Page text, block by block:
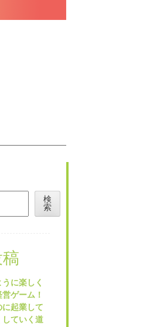
検
索
に楽しく
ゲーム！
に起業して
していく道